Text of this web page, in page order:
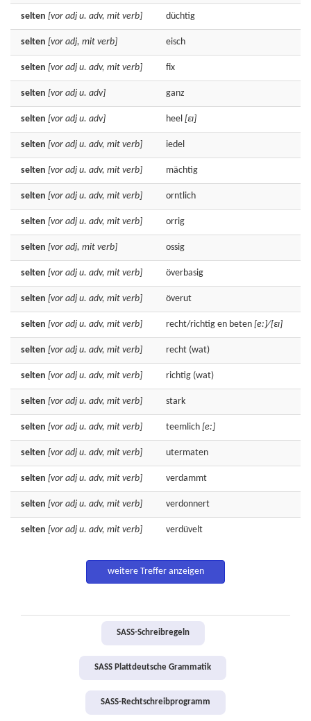
selten [vor adj u. adv, mit verb] düchtig
selten [vor adj, mit verb] eisch
selten [vor adj u. adv, mit verb] fix
selten [vor adj u. adv] ganz
selten [vor adj u. adv] heel [εɪ]
selten [vor adj u. adv, mit verb] iedel
selten [vor adj u. adv, mit verb] mächtig
selten [vor adj u. adv, mit verb] orntlich
selten [vor adj u. adv, mit verb] orrig
selten [vor adj, mit verb] ossig
selten [vor adj u. adv, mit verb] överbasig
selten [vor adj u. adv, mit verb] överut
selten [vor adj u. adv, mit verb] recht/richtig en beten [e:]⁄[εɪ]
selten [vor adj u. adv, mit verb] recht (wat)
selten [vor adj u. adv, mit verb] richtig (wat)
selten [vor adj u. adv, mit verb] stark
selten [vor adj u. adv, mit verb] teemlich [e:]
selten [vor adj u. adv, mit verb] utermaten
selten [vor adj u. adv, mit verb] verdammt
selten [vor adj u. adv, mit verb] verdonnert
selten [vor adj u. adv, mit verb] verdüvelt
weitere Treffer anzeigen
SASS-Schreibregeln
SASS Plattdeutsche Grammatik
SASS-Rechtschreibprogramm